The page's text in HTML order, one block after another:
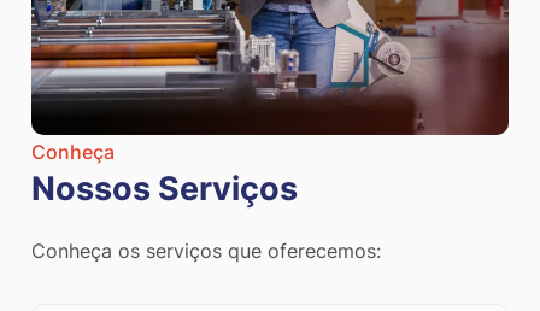
Conheça
Nossos Serviços
Conheça os serviços que oferecemos: